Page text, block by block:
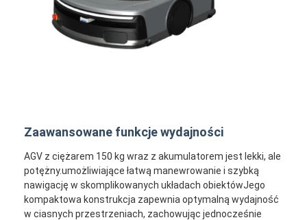
Zaawansowane funkcje wydajności
AGV z ciężarem 150 kg wraz z akumulatorem jest lekki, ale
potężny.umożliwiające łatwą manewrowanie i szybką
nawigację w skomplikowanych układach obiektówJego
kompaktowa konstrukcja zapewnia optymalną wydajność
w ciasnych przestrzeniach, zachowując jednocześnie